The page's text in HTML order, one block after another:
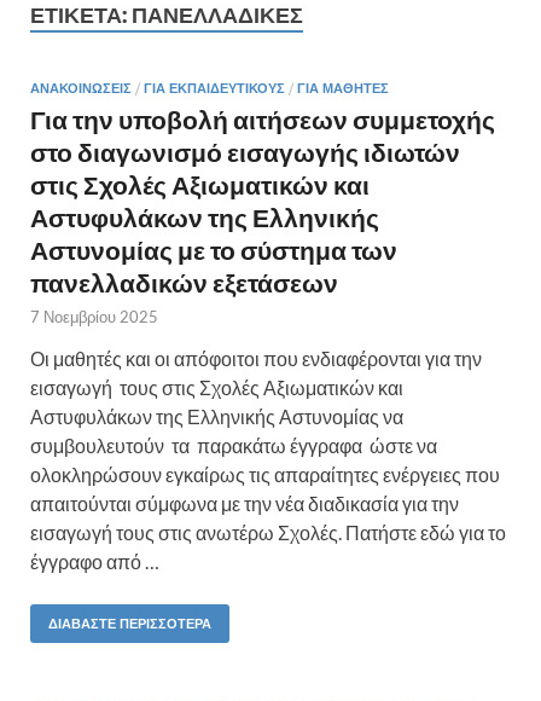
ΕΤΙΚΈΤΑ: ΠΑΝΕΛΛΑΔΙΚΈΣ
ΑΝΑΚΟΙΝΏΣΕΙΣ / ΓΙΑ ΕΚΠΑΙΔΕΥΤΙΚΟΎΣ / ΓΙΑ ΜΑΘΗΤΈΣ
Για την υποβολή αιτήσεων συμμετοχής
στο διαγωνισμό εισαγωγής ιδιωτών
στις Σχολές Αξιωματικών και
Αστυφυλάκων της Ελληνικής
Αστυνομίας με το σύστημα των
πανελλαδικών εξετάσεων
7 Νοεμβρίου 2025
Οι μαθητές και οι απόφοιτοι που ενδιαφέρονται για την
εισαγωγή τους στις Σχολές Αξιωματικών και
Αστυφυλάκων της Ελληνικής Αστυνομίας να
συμβουλευτούν τα παρακάτω έγγραφα ώστε να
ολοκληρώσουν εγκαίρως τις απαραίτητες ενέργειες που
απαιτούνται σύμφωνα με την νέα διαδικασία για την
εισαγωγή τους στις ανωτέρω Σχολές. Πατήστε εδώ για το
έγγραφο από …
ΔΙΑΒΆΣΤΕ ΠΕΡΙΣΣΌΤΕΡΑ